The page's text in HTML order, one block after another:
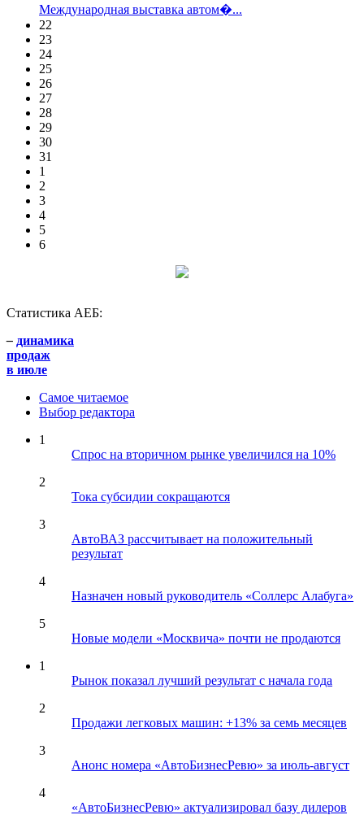
Международная выставка автом�...
22
23
24
25
26
27
28
29
30
31
1
2
3
4
5
6
Статистика АЕБ:
– динамика
продаж
в июле
Самое читаемое
Выбор редактора
1
Спрос на вторичном рынке увеличился на 10%
2
Тока субсидии сокращаются
3
АвтоВАЗ рассчитывает на положительный
результат
4
Назначен новый руководитель «Соллерс Алабуга»
5
Новые модели «Москвича» почти не продаются
1
Рынок показал лучший результат с начала года
2
Продажи легковых машин: +13% за семь месяцев
3
Анонс номера «АвтоБизнесРевю» за июль-август
4
«АвтоБизнесРевю» актуализировал базу дилеров